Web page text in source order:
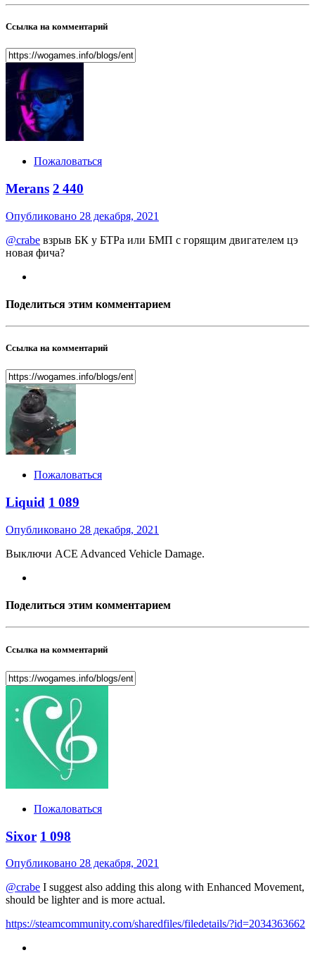
Ссылка на комментарий
Пожаловаться
Merans 2 440
Опубликовано 28 декабря, 2021
@crabe взрыв БК у БТРа или БМП с горящим двигателем цэ
новая фича?
Поделиться этим комментарием
Ссылка на комментарий
Пожаловаться
Liquid 1 089
Опубликовано 28 декабря, 2021
Выключи ACE Advanced Vehicle Damage.
Поделиться этим комментарием
Ссылка на комментарий
Пожаловаться
Sixor 1 098
Опубликовано 28 декабря, 2021
@crabe I suggest also adding this along with Enhanced Movement,
should be lighter and is more actual.
https://steamcommunity.com/sharedfiles/filedetails/?id=2034363662